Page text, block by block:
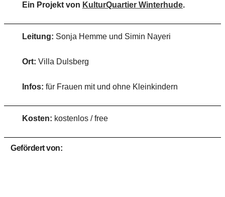
Ein Projekt von KulturQuartier Winterhude.
Leitung: Sonja Hemme und Simin Nayeri
Ort: Villa Dulsberg
Infos: für Frauen mit und ohne Kleinkindern
Kosten: kostenlos / free
Gefördert von: